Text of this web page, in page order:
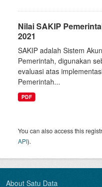
Nilai SAKIP
2021
SAKIP adalah Sistem
Pemerintah, digunakan
evaluasi atas
Pemerintah...
PDF
You can also access this
API).
About Satu Data